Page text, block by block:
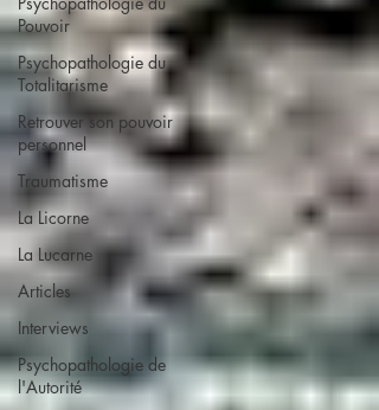
Pouvoir
Psychopathologie du
Totalitarisme
Retrouver son pouvoir
personnel
Traumatisme
La Licorne
La Lucarne
Articles
Interviews
Psychopathologie de
l'Autorité